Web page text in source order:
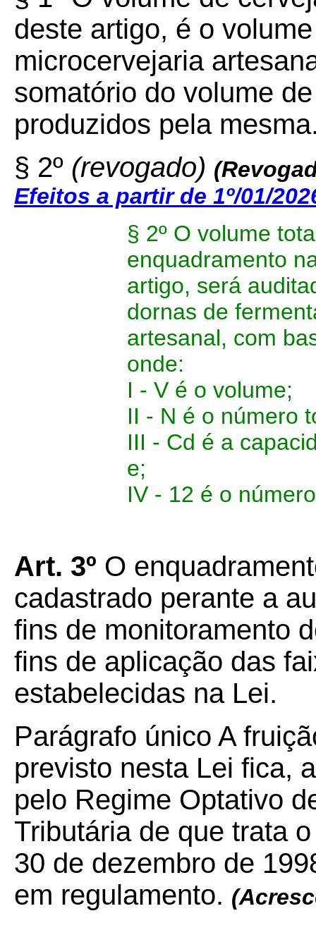
deste artigo, é o
microcervejaria
somatório do volume
produzidos pela
§ 2º (revogado) (
Efeitos a partir de 1º/01/
§ 2º O volume
enquadramento
artigo, será
dornas de
artesanal, com
onde:
I - V é o volume;
II - N é o número
III - Cd é a
e;
IV - 12 é o
Art. 3º O
cadastrado perante a
fins de monitoramento
fins de aplicação das
estabelecidas na Lei.
Parágrafo único A
previsto nesta Lei fica,
pelo Regime Optativo
Tributária de que trata
30 de dezembro de
em regulamento.